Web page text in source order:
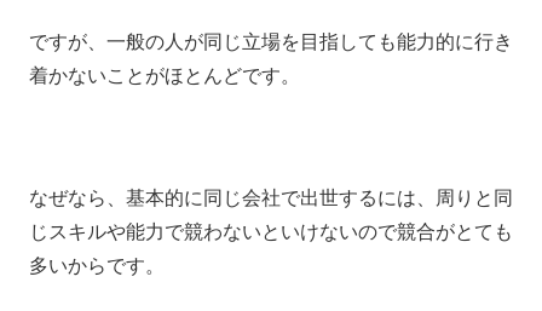
ですが、一般の人が同じ立場を目指しても能力的に行き
着かないことがほとんどです。
なぜなら、基本的に同じ会社で出世するには、周りと同
じスキルや能力で競わないといけないので競合がとても
多いからです。